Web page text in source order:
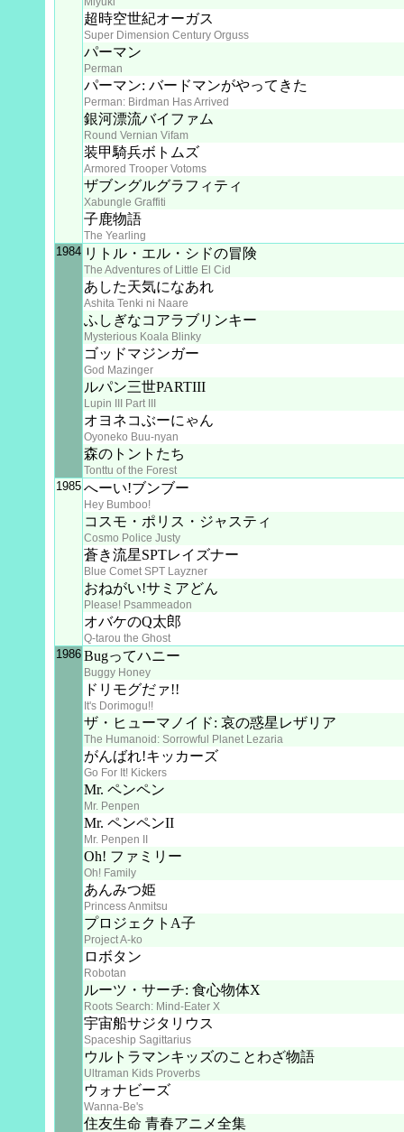
超時空世紀オーガス
Super Dimension Century Orguss
パーマン
Perman
パーマン: バードマンがやってきた
Perman: Birdman Has Arrived
銀河漂流バイファム
Round Vernian Vifam
装甲騎兵ボトムズ
Armored Trooper Votoms
ザブングルグラフィティ
Xabungle Graffiti
子鹿物語
The Yearling
1984 リトル・エル・シドの冒険
The Adventures of Little El Cid
あした天気になあれ
Ashita Tenki ni Naare
ふしぎなコアラブリンキー
Mysterious Koala Blinky
ゴッドマジンガー
God Mazinger
ルパン三世PARTIII
Lupin III Part III
オヨネコぶーにゃん
Oyoneko Buu-nyan
森のトントたち
Tonttu of the Forest
1985 へーい!ブンブー
Hey Bumboo!
コスモ・ポリス・ジャスティ
Cosmo Police Justy
蒼き流星SPTレイズナー
Blue Comet SPT Layzner
おねがい!サミアどん
Please! Psammeadon
オバケのQ太郎
Q-tarou the Ghost
1986 Bugってハニー
Buggy Honey
ドリモグだァ!!
It's Dorimogu!!
ザ・ヒューマノイド: 哀の惑星レザリア
The Humanoid: Sorrowful Planet Lezaria
がんばれ!キッカーズ
Go For It! Kickers
Mr. ペンペン
Mr. Penpen
Mr. ペンペンII
Mr. Penpen II
Oh! ファミリー
Oh! Family
あんみつ姫
Princess Anmitsu
プロジェクトA子
Project A-ko
ロボタン
Robotan
ルーツ・サーチ: 食心物体X
Roots Search: Mind-Eater X
宇宙船サジタリウス
Spaceship Sagittarius
ウルトラマンキッズのことわざ物語
Ultraman Kids Proverbs
ウォナビーズ
Wanna-Be's
住友生命 青春アニメ全集